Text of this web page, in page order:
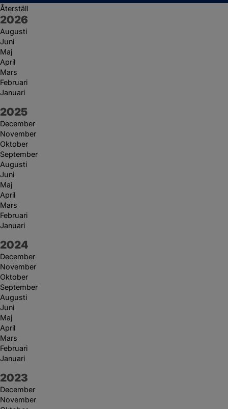
Återställ
År:
2026
Augusti
Juni
Maj
April
Mars
Februari
Januari
År:
2025
December
November
Oktober
September
Augusti
Juni
Maj
April
Mars
Februari
Januari
År:
2024
December
November
Oktober
September
Augusti
Juni
Maj
April
Mars
Februari
Januari
År:
2023
December
November